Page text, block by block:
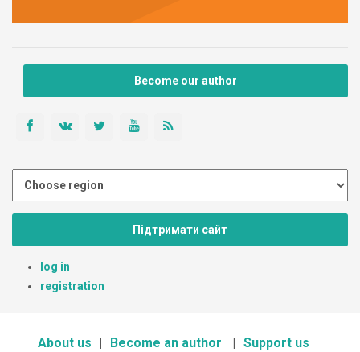
Become our author
Підтримати сайт
log in
registration
About us Become an author Support us